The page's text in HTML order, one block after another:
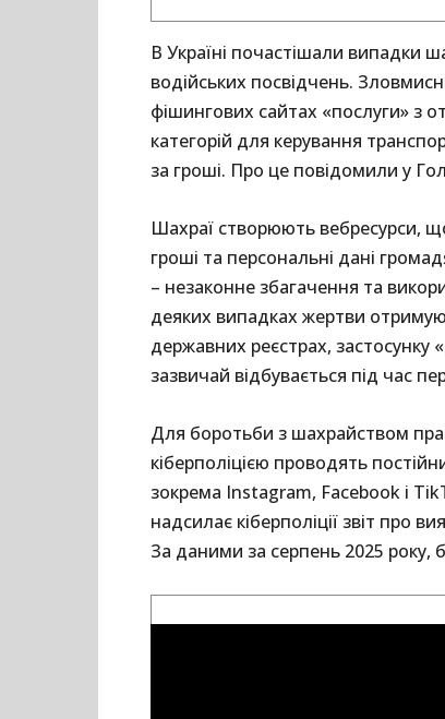
В Україні почастішали випадки
водійських посвідчень.
фішингових сайтах «послуги» з
категорій для керування
за гроші. Про це повідомили у
Шахраї створюють вебресурси,
гроші та персональні дані
– незаконне збагачення та
деяких випадках жертви
державних реєстрах, застосунку
зазвичай відбувається під час
Для боротьби з шахрайством
кіберполіцією проводять
зокрема Instagram, Facebook і
надсилає кіберполіції звіт про
За даними за серпень 2025 року,